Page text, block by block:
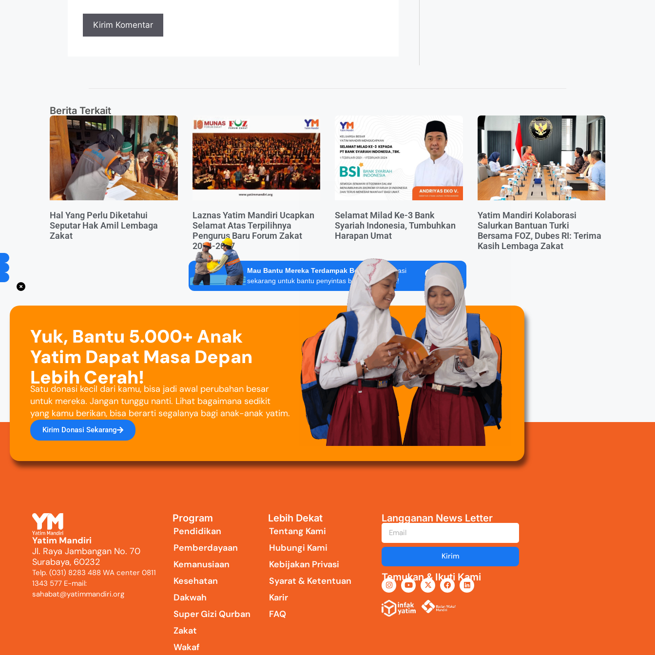
Berita Terkait
Hal Yang Perlu Diketahui
Seputar Hak Amil Lembaga
Zakat
Laznas Yatim Mandiri Ucapkan
Selamat Atas Terpilihnya
Pengurus Baru Forum Zakat
2024-2027
Selamat Milad Ke-3 Bank
Syariah Indonesia, Tumbuhkan
Harapan Umat
Yatim Mandiri Kolaborasi
Salurkan Bantuan Turki
Bersama FOZ, Dubes RI: Terima
Kasih Lembaga Zakat
Mau Bantu Mereka Terdampak Bencana?
Donasi
sekarang untuk bantu penyintas banjir Sumatera!
Yuk, Bantu 5.000+ Anak
Yatim Dapat Masa Depan
Lebih Cerah!
Satu donasi kecil dari kamu, bisa jadi awal perubahan besar
untuk mereka. Jangan tunggu nanti. Lihat bagaimana sedikit
yang kamu berikan, bisa berarti segalanya bagi anak-anak yatim.
Kirim Donasi Sekarang
Yatim Mandiri
Jl. Raya Jambangan No. 70
Surabaya, 60232
Telp. (031) 8283 488 WA center 0811
1343 577 E-mail:
sahabat@yatimmandiri.org
Program
Pendidikan
Pemberdayaan
Kemanusiaan
Kesehatan
Dakwah
Super Gizi Qurban
Zakat
Wakaf
Lebih Dekat
Tentang Kami
Hubungi Kami
Kebijakan Privasi
Syarat & Ketentuan
Karir
FAQ
Langganan News Letter
Kirim
Temukan & Ikuti Kami